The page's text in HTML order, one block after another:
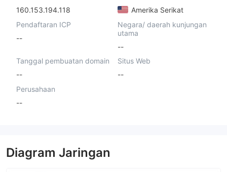
160.153.194.118
Amerika Serikat
Pendaftaran ICP
--
Negara/ daerah kunjungan
utama
--
Tanggal pembuatan domain
--
Situs Web
--
Perusahaan
--
Diagram Jaringan